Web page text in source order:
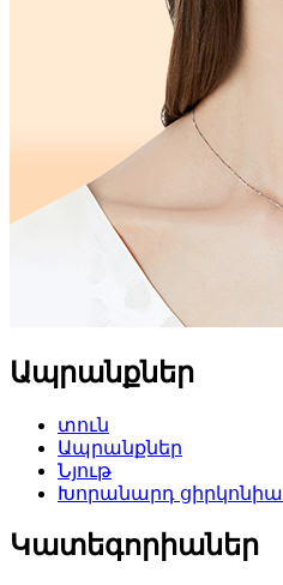
Ապրանքներ
տուն
Ապրանքներ
Նյութ
Խորանարդ ցիրկոնիա
Կատեգորիաներ